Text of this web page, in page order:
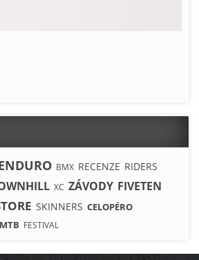
BMX RECENZE RIDERS
XC ZÁVODY FIVETEN
SKINNERS CELOPÉRO
MTB FESTIVAL